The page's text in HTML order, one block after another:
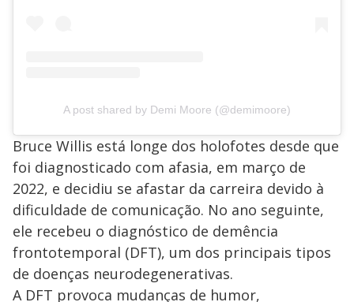
A post shared by Demi Moore (@demimoore)
Bruce Willis está longe dos holofotes desde que
foi diagnosticado com afasia, em março de
2022, e decidiu se afastar da carreira devido à
dificuldade de comunicação. No ano seguinte,
ele recebeu o diagnóstico de demência
frontotemporal (DFT), um dos principais tipos
de doenças neurodegenerativas.
A DFT provoca mudanças de humor,